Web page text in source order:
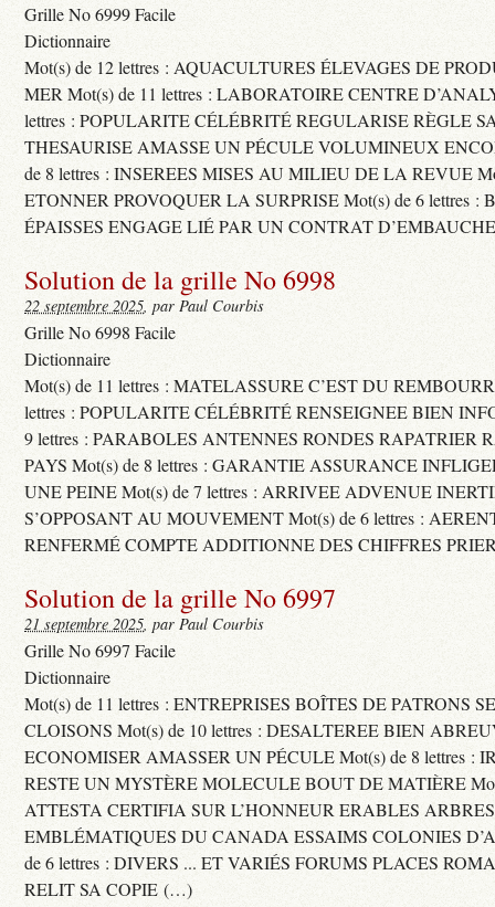
Grille No 6999 Facile
Dictionnaire
Mot(s) de 12 lettres : AQUACULTURES ÉLEVAGES DE
MER Mot(s) de 11 lettres : LABORATOIRE CENTRE
lettres : POPULARITE CÉLÉBRITÉ REGULARISE RÈGLE
THESAURISE AMASSE UN PÉCULE VOLUMINEUX
de 8 lettres : INSEREES MISES AU MILIEU DE LA REVUE
ETONNER PROVOQUER LA SURPRISE Mot(s) de 6 lettres :
ÉPAISSES ENGAGE LIÉ PAR UN CONTRAT
Solution de la grille No 6998
22 septembre 2025, par Paul Courbis
Grille No 6998 Facile
Dictionnaire
Mot(s) de 11 lettres : MATELASSURE C’EST DU
lettres : POPULARITE CÉLÉBRITÉ RENSEIGNEE BIEN
9 lettres : PARABOLES ANTENNES RONDES RAPATRIER
PAYS Mot(s) de 8 lettres : GARANTIE ASSURANCE
UNE PEINE Mot(s) de 7 lettres : ARRIVEE ADVENUE
S’OPPOSANT AU MOUVEMENT Mot(s) de 6 lettres :
RENFERMÉ COMPTE ADDITIONNE DES CHIFFRES
Solution de la grille No 6997
21 septembre 2025, par Paul Courbis
Grille No 6997 Facile
Dictionnaire
Mot(s) de 11 lettres : ENTREPRISES BOÎTES DE PATRONS
CLOISONS Mot(s) de 10 lettres : DESALTEREE BIEN
ECONOMISER AMASSER UN PÉCULE Mot(s) de 8 lettres :
RESTE UN MYSTÈRE MOLECULE BOUT DE MATIÈRE
ATTESTA CERTIFIA SUR L’HONNEUR ERABLES ARBRES
EMBLÉMATIQUES DU CANADA ESSAIMS COLONIES
de 6 lettres : DIVERS ... ET VARIÉS FORUMS PLACES
RELIT SA COPIE (…)